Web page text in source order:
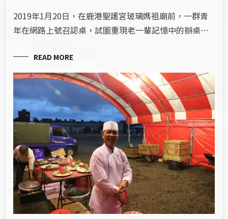
2019年1月20日，在鹿港聖護宮玻璃媽祖廟前，一群青
年在網路上號召認桌，試圖重現老一輩記憶中的辦桌…
READ MORE